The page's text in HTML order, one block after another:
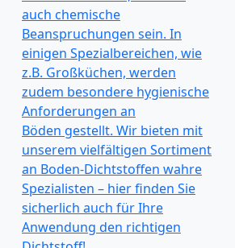
auch chemische
Beanspruchungen sein. In
einigen Spezialbereichen, wie
z.B. Großküchen, werden
zudem besondere hygienische
Anforderungen an
Böden gestellt. Wir bieten mit
unserem vielfältigen Sortiment
an Boden-Dichtstoffen wahre
Spezialisten – hier finden Sie
sicherlich auch für Ihre
Anwendung den richtigen